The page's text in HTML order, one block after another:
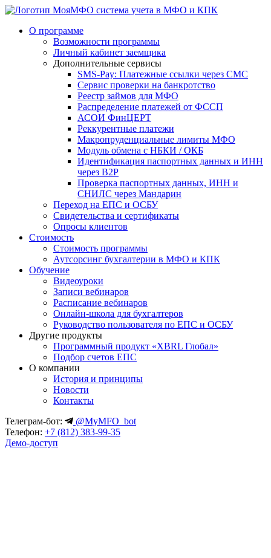
система учета в МФО и КПК
О программе
Возможности программы
Личный кабинет заемщика
Дополнительные сервисы
SMS-Pay: Платежные ссылки через СМС
Сервис проверки на банкротство
Реестр займов для МФО
Распределение платежей от ФССП
АСОИ ФинЦЕРТ
Реккурентные платежи
Макропруденциальные лимиты МФО
Модуль обмена с НБКИ / ОКБ
Идентификация паспортных данных и ИНН
через B2P
Проверка паспортных данных, ИНН и
СНИЛС через Мандарин
Переход на ЕПС и ОСБУ
Свидетельства и сертификаты
Опросы клиентов
Стоимость
Стоимость программы
Аутсорсинг бухгалтерии в МФО и КПК
Обучение
Видеоуроки
Записи вебинаров
Расписание вебинаров
Онлайн-школа для бухгалтеров
Руководство пользователя по ЕПС и ОСБУ
Другие продукты
Программный продукт «XBRL Глобал»
Подбор счетов ЕПС
О компании
История и принципы
Новости
Контакты
Телеграм-бот:
@MyMFO_bot
Телефон: +7 (812) 383-99-35
Демо-доступ